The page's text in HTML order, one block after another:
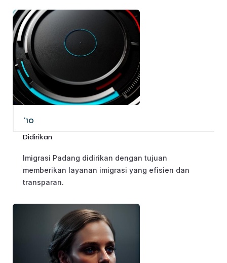
'10
Didirikan
Imigrasi Padang didirikan dengan tujuan
memberikan layanan imigrasi yang efisien dan
transparan.